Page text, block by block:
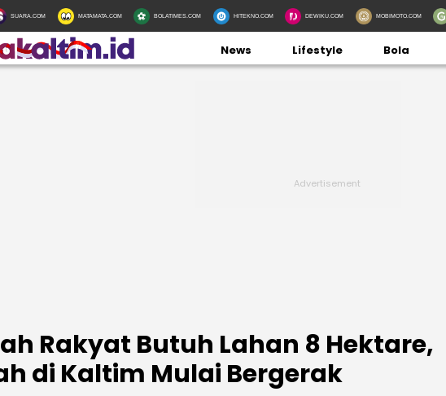
SUARA.COM MATAMATA.COM BOLATIMES.COM HITEKNO.COM DEWIKU.COM MOBIMOTO.COM
News Lifestyle Bola
Rakyat Butuh Lahan 8 Hektare,
di Kaltim Mulai Bergerak